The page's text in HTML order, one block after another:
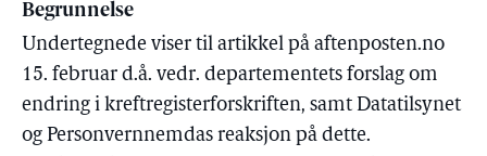
Begrunnelse
Undertegnede viser til artikkel på aftenposten.no
15. februar d.å. vedr. departementets forslag om
endring i kreftregisterforskriften, samt Datatilsynet
og Personvernnemdas reaksjon på dette.